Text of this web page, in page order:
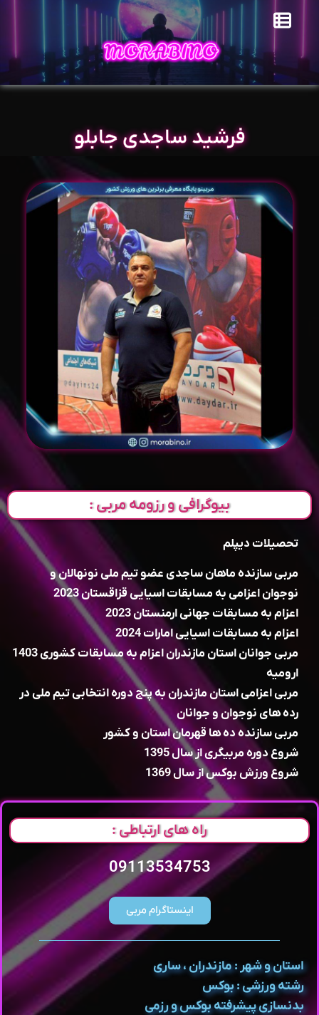
فرشید ساجدی جابلو
بیوگرافی و رزومه مربی :
تحصیلات دیپلم
مربی سازنده ماهان ساجدی عضو تیم ملی نونهالان و
نوجوان اعزامی به مسابقات اسیایی قزاقستان 2023
اعزام به مسابقات جهانی ارمنستان 2023
اعزام به مسابقات اسیایی امارات 2024
مربی جوانان استان مازندران اعزام به مسابقات کشوری 1403
ارومیه
مربی اعزامی استان مازندران به پنج دوره انتخابی تیم ملی در
رده های نوجوان و جوانان
مربی سازنده ده ها قهرمان استان و کشور
شروع دوره مربیگری از سال 1395
شروع ورزش بوکس از سال 1369
راه های ارتباطی :
09113534753
اینستاگرام مربی
استان و شهر : مازندران ، ساری
رشته ورزشی : بوکس
بدنسازی پیشرفته بوکس و رزمی